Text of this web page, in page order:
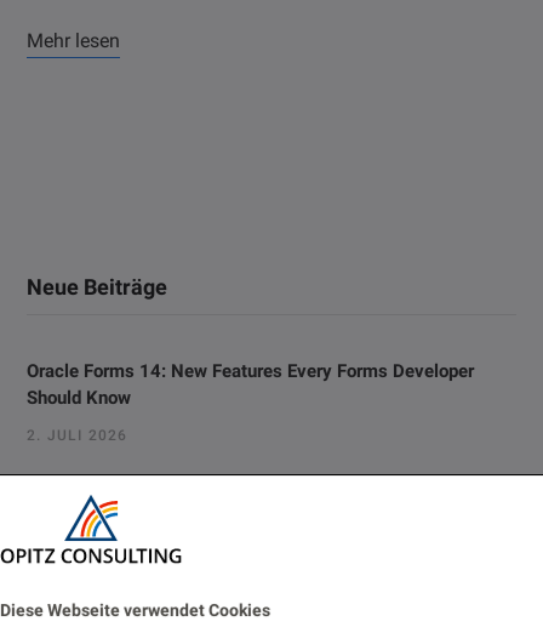
Diese Webseite verwendet Cookies
Mehr lesen
Neue Beiträge
Oracle Forms 14: New Features Every Forms Developer
Should Know
2. JULI 2026
Vom Monitoring zur Fachanwendung: Prometheus-Alerts für
Business-Prozesse nutzbar machen
22. JUNI 2026
Eventbasierte Synchronisation zwischen Monolith und